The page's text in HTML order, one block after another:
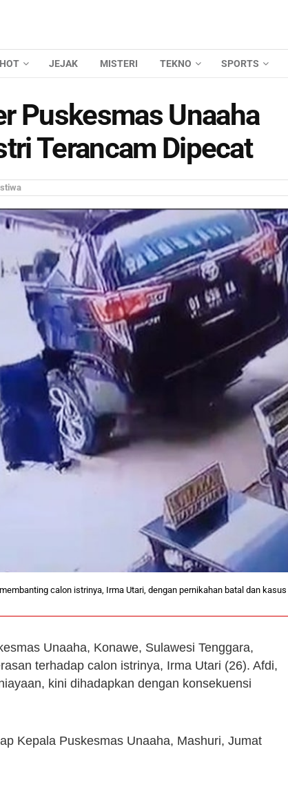
HOT JEJAK MISTERI TEKNO SPORTS
Puskesmas Unaaha
Terancam Dipecat
calon istrinya, Irma Utari, dengan pernikahan batal dan kasus
Unaaha, Konawe, Sulawesi Tenggara,
terhadap calon istrinya, Irma Utari (26). Afdi,
kini dihadapkan dengan konsekuensi
Kepala Puskesmas Unaaha, Mashuri, Jumat